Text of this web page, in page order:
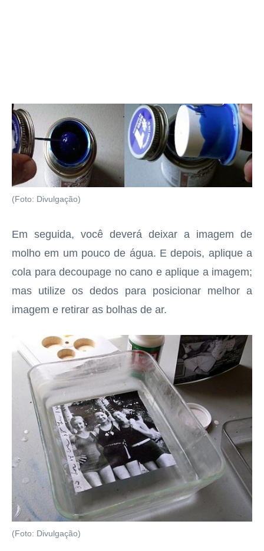
(Foto: Divulgação)
Em seguida, você deverá deixar a imagem de
molho em um pouco de água. E depois, aplique a
cola para decoupage no cano e aplique a imagem;
mas utilize os dedos para posicionar melhor a
imagem e retirar as bolhas de ar.
(Foto: Divulgação)